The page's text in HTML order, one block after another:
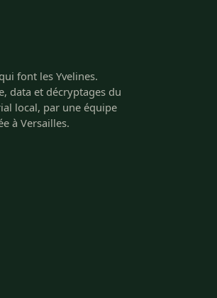
font les Yvelines.
data et décryptages du
local, par une équipe
à Versailles.